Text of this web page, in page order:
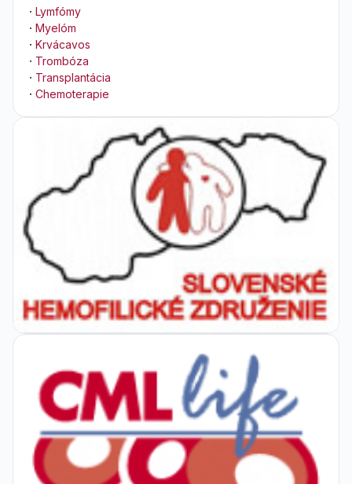
· Lymfómy
· Myelóm
· Krvácavos
· Trombóza
· Transplantácia
· Chemoterapie